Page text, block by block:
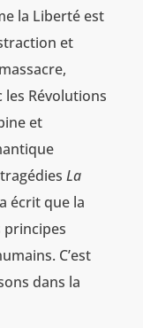
la Liberté est
et
les Révolutions
et
La
écrit que la
principes
C’est
dans la